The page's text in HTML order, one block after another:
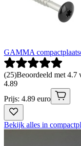
GAMMA
(25)Beoordeeld met 4.7
4.89
Prijs: 4.89 euro
Bekijk alles in